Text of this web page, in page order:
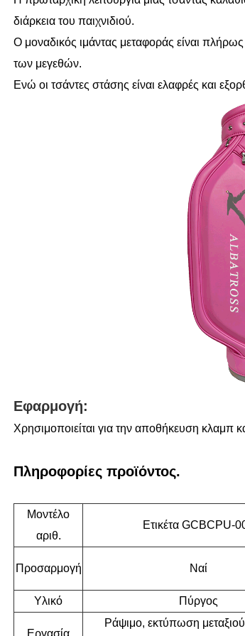
διάρκεια του παιχνιδιού.
Ο μοναδικός ιμάντας μεταφοράς είναι
των μεγεθών.
Ενώ οι τσάντες στάσης είναι ελαφρές και
Εφαρμογή:
Χρησιμοποιείται για την αποθήκευση κλαμπ
Πληροφορίες προϊόντος.
Μοντέλο
αριθ.
Ετικέτα GCBCPU-
Προσαρμογή Ναί
Υλικό Πύργος
Ράψιμο, εκτύπωση